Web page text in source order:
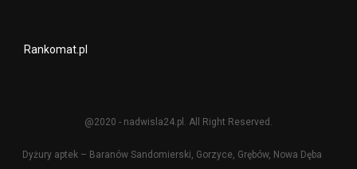
Rankomat.pl
@2020 - nadwisla24.pl. All Right Reserved.
Dyżury aptek – Baranów Sandomierski, Gorzyce, Grębów, Nowa Dęba